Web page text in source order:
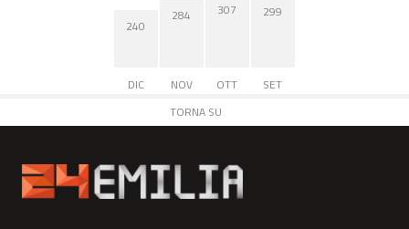
240
DIC
284
NOV
307
OTT
299
SET
TORNA SU